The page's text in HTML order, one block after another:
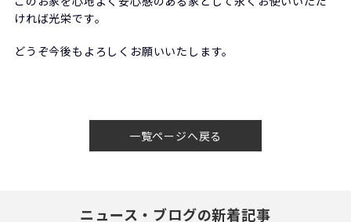
ければ光栄です。
どうぞ今後もよろしくお願いいたします。
一覧ページへ戻る
ニュース・ブログの新着記事